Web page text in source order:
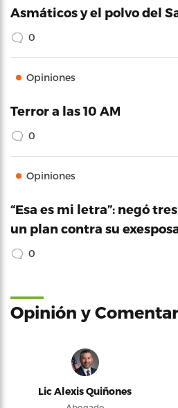
Asmáticos y el polvo del
0
Opiniones
Terror a las 10 AM
0
Opiniones
“Esa es mi letra”: negó
un plan contra su
0
Opinión y
Lic Alexis Quiñones